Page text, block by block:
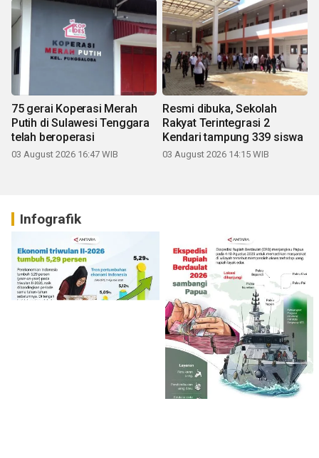
75 gerai Koperasi Merah
Putih di Sulawesi Tenggara
telah beroperasi
03 August 2026 16:47 WIB
Resmi dibuka, Sekolah
Rakyat Terintegrasi 2
Kendari tampung 339 siswa
03 August 2026 14:15 WIB
Infografik